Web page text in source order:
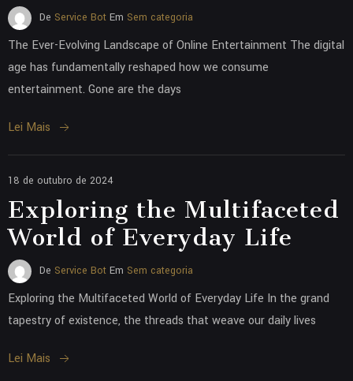
De Service Bot Em Sem categoria
The Ever-Evolving Landscape of Online Entertainment The digital
age has fundamentally reshaped how we consume
entertainment. Gone are the days
Lei Mais
18 de outubro de 2024
Exploring the Multifaceted
World of Everyday Life
De Service Bot Em Sem categoria
Exploring the Multifaceted World of Everyday Life In the grand
tapestry of existence, the threads that weave our daily lives
Lei Mais